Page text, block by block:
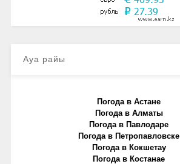
Ауа райы
Погода в Астане
Погода в Алматы
Погода в Павлодаре
Погода в Петропавловске
Погода в Кокшетау
Погода в Костанае